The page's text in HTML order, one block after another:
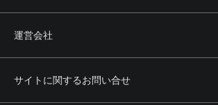
運営会社
サイトに関するお問い合せ